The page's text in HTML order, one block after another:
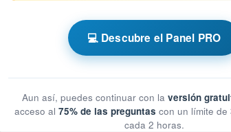
Drones A1-A3
de los UAS
de los UAS
💻 Descubre el Panel PRO
Aun así, puedes continuar con la versión
acceso al 75% de las preguntas con un límite de
cada 2 horas.